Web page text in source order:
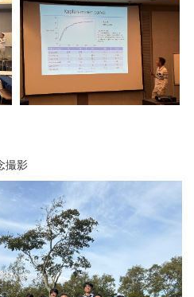
撮影